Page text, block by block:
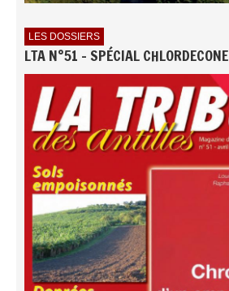
LES DOSSIERS
LTA N°51 - SPÉCIAL CHLORDECONE